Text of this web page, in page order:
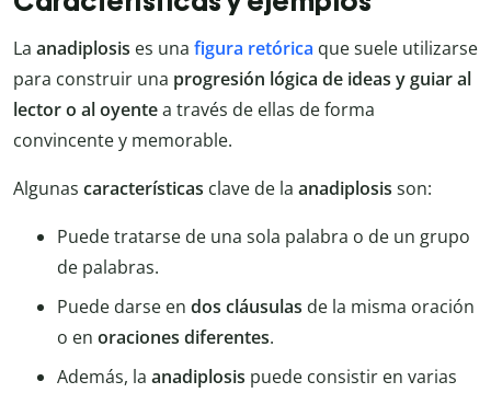
La anadiplosis es una figura retórica que suele utilizarse
para construir una progresión lógica de ideas y guiar al
lector o al oyentea través de ellas de forma
convincente y memorable.
Algunas características clave de la anadiplosis son:
Puede tratarse de una sola palabra o de un grupo
de palabras.
Puede darse en dos cláusulas de la misma oración
o en oraciones diferentes.
Además, la anadiplosis puede consistir en varias